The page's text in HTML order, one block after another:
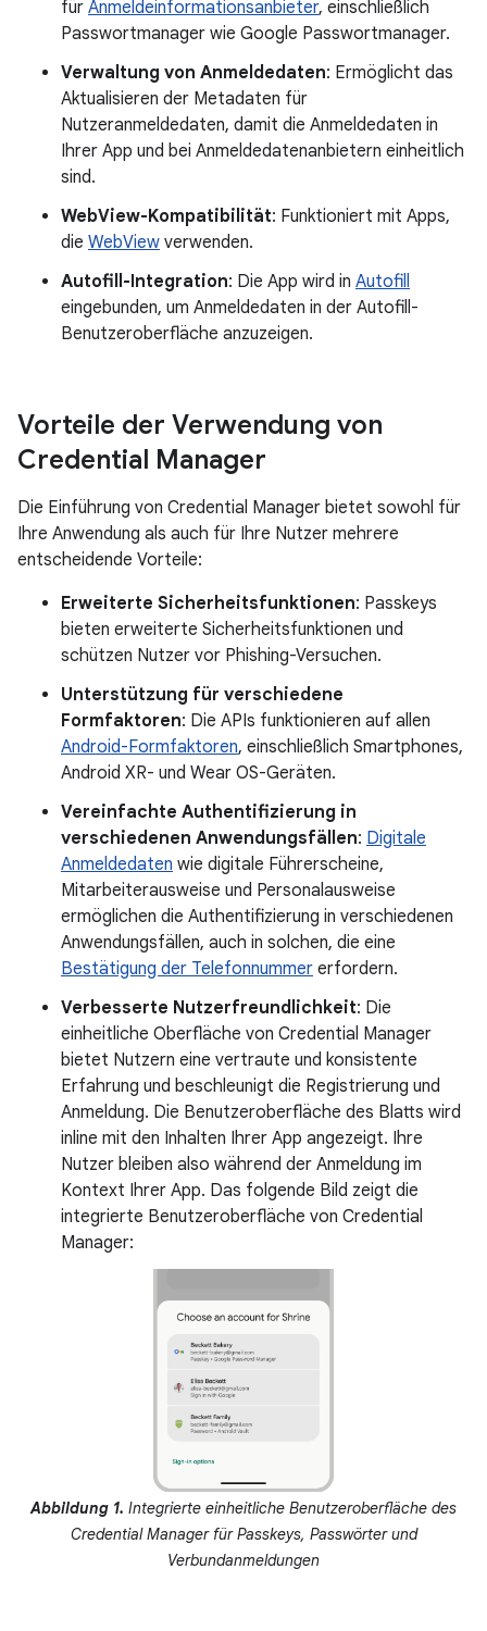
für Anmeldeinformationsanbieter, einschließlich
Passwortmanager wie Google Passwortmanager.
Verwaltung von Anmeldedaten: Ermöglicht das
Aktualisieren der Metadaten für
Nutzeranmeldedaten, damit die Anmeldedaten in
Ihrer App und bei Anmeldedatenanbietern einheitlich
sind.
WebView-Kompatibilität: Funktioniert mit Apps,
die WebView verwenden.
Autofill-Integration: Die App wird in Autofill
eingebunden, um Anmeldedaten in der Autofill-
Benutzeroberfläche anzuzeigen.
Vorteile der Verwendung von
Credential Manager
Die Einführung von Credential Manager bietet sowohl für
Ihre Anwendung als auch für Ihre Nutzer mehrere
entscheidende Vorteile:
Erweiterte Sicherheitsfunktionen: Passkeys
bieten erweiterte Sicherheitsfunktionen und
schützen Nutzer vor Phishing-Versuchen.
Unterstützung für verschiedene
Formfaktoren: Die APIs funktionieren auf allen
Android-Formfaktoren, einschließlich Smartphones,
Android XR- und Wear OS-Geräten.
Vereinfachte Authentifizierung in
verschiedenen Anwendungsfällen: Digitale
Anmeldedaten wie digitale Führerscheine,
Mitarbeiterausweise und Personalausweise
ermöglichen die Authentifizierung in verschiedenen
Anwendungsfällen, auch in solchen, die eine
Bestätigung der Telefonnummer erfordern.
Verbesserte Nutzerfreundlichkeit: Die
einheitliche Oberfläche von Credential Manager
bietet Nutzern eine vertraute und konsistente
Erfahrung und beschleunigt die Registrierung und
Anmeldung. Die Benutzeroberfläche des Blatts wird
inline mit den Inhalten Ihrer App angezeigt. Ihre
Nutzer bleiben also während der Anmeldung im
Kontext Ihrer App. Das folgende Bild zeigt die
integrierte Benutzeroberfläche von Credential
Manager:
Abbildung 1. Integrierte einheitliche Benutzeroberfläche des
Credential Manager für Passkeys, Passwörter und
Verbundanmeldungen